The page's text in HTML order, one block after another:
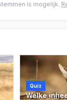
is mogelijk.
Quiz
Welke